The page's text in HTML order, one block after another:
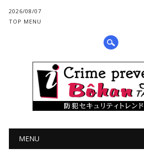
2026/08/07
TOP MENU
メインメニュー
MENU